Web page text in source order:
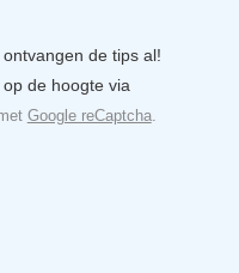
de tips al!
de hoogte via
Google reCaptcha.